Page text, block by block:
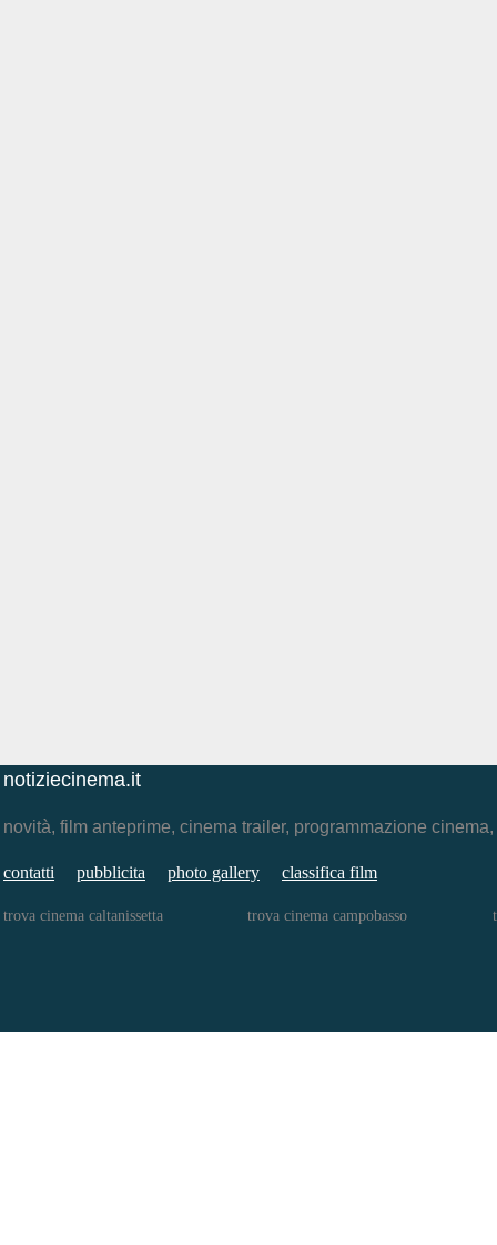
notiziecinema.it
novità, film anteprime, cinema trailer, programmazione
contatti pubblicita photo gallery classifica film
trova cinema caltanissetta trova cinema campobasso